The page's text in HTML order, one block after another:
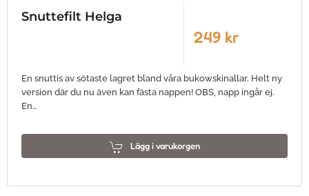
Snuttefilt Helga
249 kr
En snuttis av sötaste lagret bland våra bukowskinallar. Helt ny
version där du nu även kan fästa nappen! OBS, napp ingår ej.
En…
Lägg i varukorgen